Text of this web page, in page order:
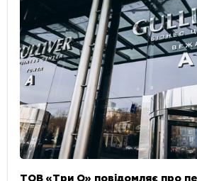
ТОВ «Три О» повідомляє про